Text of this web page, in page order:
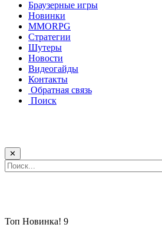
Браузерные игры
Новинки
MMORPG
Стратегии
Шутеры
Новости
Видеогайды
Контакты
Обратная связь
Поиск
✕
Топ Новинка! 9